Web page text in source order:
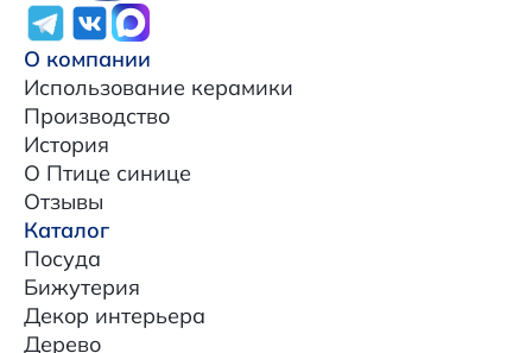
О компании
Использование керамики
Производство
История
О Птице синице
Отзывы
Каталог
Посуда
Бижутерия
Декор интерьера
Дерево